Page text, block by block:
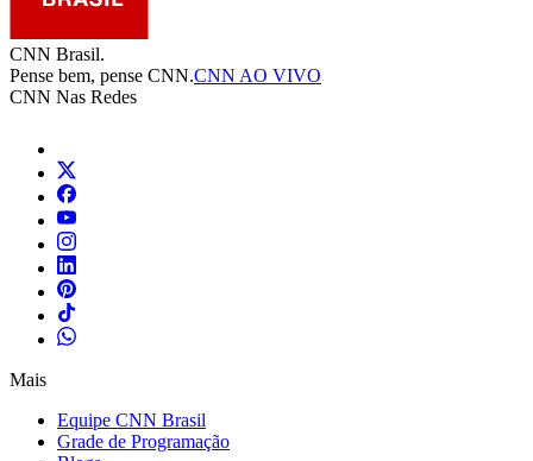
CNN Brasil.
Pense bem, pense CNN.CNN AO VIVO
CNN Nas Redes
Mais
Equipe CNN Brasil
Grade de Programação